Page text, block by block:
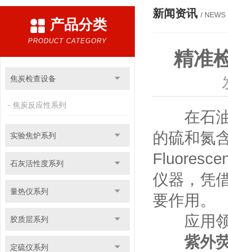
产品分类
PRODUCT CATEGORY
焦炭检查设备
焦炭反应性系列
实验焦炉系列
石灰活性度系列
量热仪系列
胶质层系列
定硫仪系列
新闻资讯 / NEWS
精准
在石油
的硫和氮
仪器，凭
要作用。
应用领
紫外